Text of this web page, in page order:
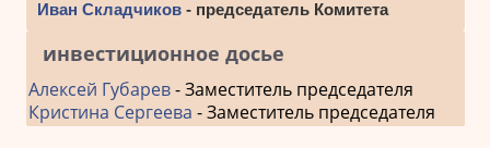
Иван Складчиков- председатель Комитета
инвестиционное досье
Алексей Губарев- Заместитель председателя
Кристина Сергеева - Заместитель председателя